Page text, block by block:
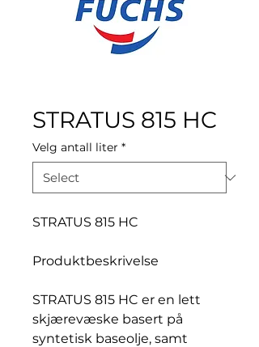
STRATUS 815 HC
Velg antall liter *
STRATUS 815 HC
Produktbeskrivelse
STRATUS 815 HC er en lett
skjærevæske basert på
syntetisk baseolje, samt